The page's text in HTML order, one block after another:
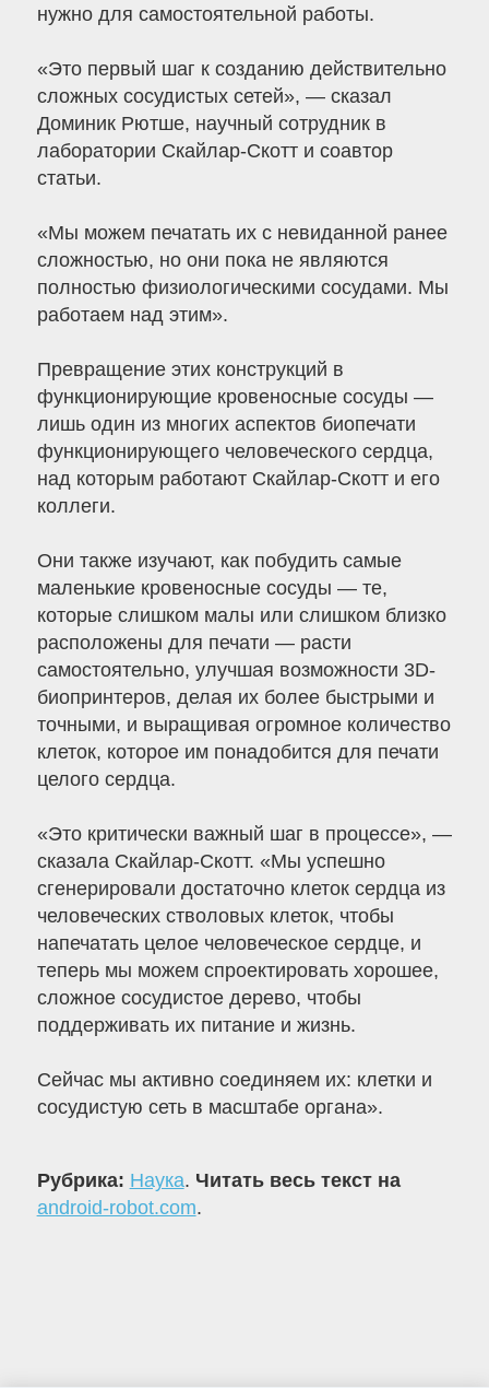
нужно для самостоятельной работы.
«Это первый шаг к созданию действительно
сложных сосудистых сетей», — сказал
Доминик Рютше, научный сотрудник в
лаборатории Скайлар-Скотт и соавтор
статьи.
«Мы можем печатать их с невиданной ранее
сложностью, но они пока не являются
полностью физиологическими сосудами. Мы
работаем над этим».
Превращение этих конструкций в
функционирующие кровеносные сосуды —
лишь один из многих аспектов биопечати
функционирующего человеческого сердца,
над которым работают Скайлар-Скотт и его
коллеги.
Они также изучают, как побудить самые
маленькие кровеносные сосуды — те,
которые слишком малы или слишком близко
расположены для печати — расти
самостоятельно, улучшая возможности 3D-
биопринтеров, делая их более быстрыми и
точными, и выращивая огромное количество
клеток, которое им понадобится для печати
целого сердца.
«Это критически важный шаг в процессе», —
сказала Скайлар-Скотт. «Мы успешно
сгенерировали достаточно клеток сердца из
человеческих стволовых клеток, чтобы
напечатать целое человеческое сердце, и
теперь мы можем спроектировать хорошее,
сложное сосудистое дерево, чтобы
поддерживать их питание и жизнь.
Сейчас мы активно соединяем их: клетки и
сосудистую сеть в масштабе органа».
Рубрика: Наука. Читать весь текст на
android-robot.com.